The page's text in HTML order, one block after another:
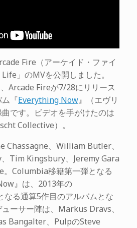
Fire（アーケイド・ファイ
」のMVを公開しました。
Arcade Fireが7/28にリリース
『Everything Now』（エヴリ
です。ビデオを手がけたのは
Collective）。
Chassagne、William Butler、
Tim Kingsbury、Jeremy Gara
。Columbia移籍第一弾となる
』は、2013年の
なる通算5作目のアルバムとな
ーサー陣は、Markus Dravs、
Bangalter、PulpのSteve